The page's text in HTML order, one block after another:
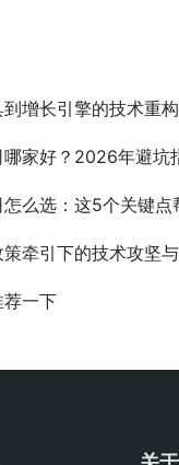
增长引擎的技术重构
年避坑指南：这5个标准帮你选
选：这5个关键点帮
牵引下的技术攻坚
一下